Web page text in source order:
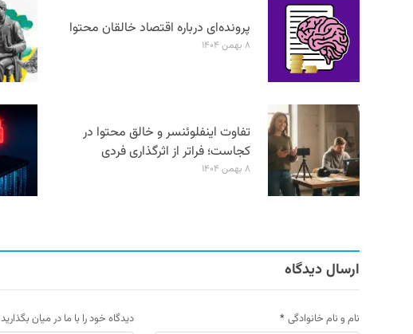
پرونده‌ای درباره اقتصاد خالقان محتوا
۸ بهمن ۱۴۰۴
تفاوت اینفلوئنسر و خالق محتوا در
کجاست؛ فراتر از اثرگذاری فردی
۸ بهمن ۱۴۰۴
ارسال دیدگاه
نام و نام خانوادگی * دیدگاه خود را با ما در میان بگذارید